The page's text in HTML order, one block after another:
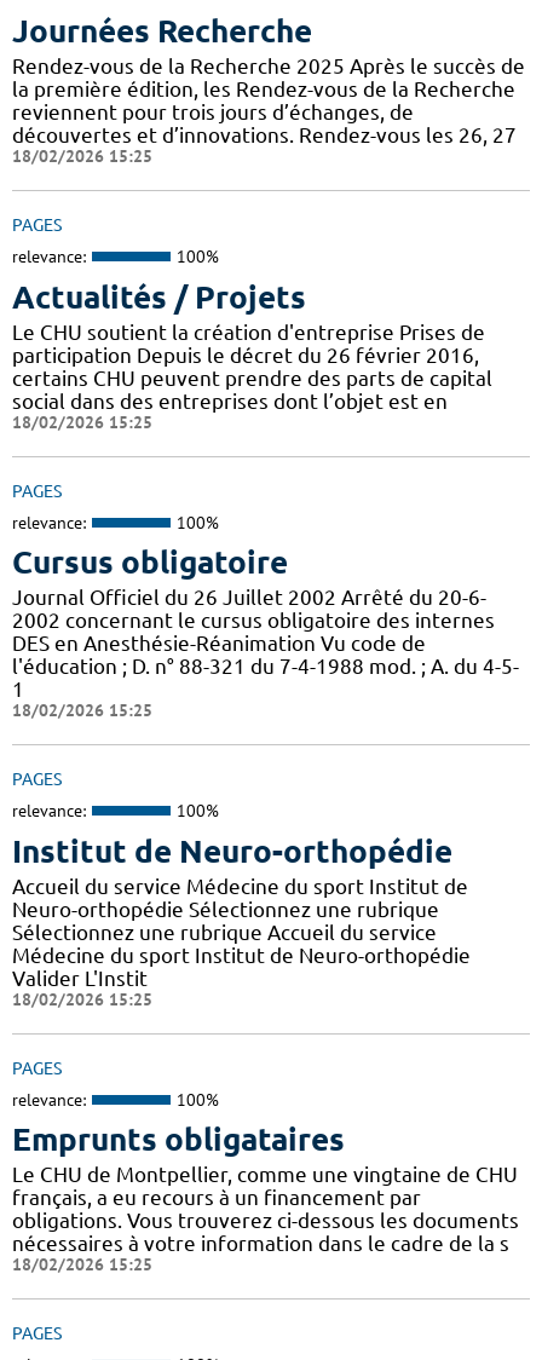
Journées Recherche
Rendez-vous de la Recherche 2025 Après le succès de
la première édition, les Rendez-vous de la Recherche
reviennent pour trois jours d’échanges, de
découvertes et d’innovations. Rendez-vous les 26, 27
18/02/2026 15:25
PAGES
relevance: 100%
Actualités / Projets
Le CHU soutient la création d'entreprise Prises de
participation Depuis le décret du 26 février 2016,
certains CHU peuvent prendre des parts de capital
social dans des entreprises dont l’objet est en
18/02/2026 15:25
PAGES
relevance: 100%
Cursus obligatoire
Journal Officiel du 26 Juillet 2002 Arrêté du 20-6-
2002 concernant le cursus obligatoire des internes
DES en Anesthésie-Réanimation Vu code de
l'éducation ; D. n° 88-321 du 7-4-1988 mod. ; A. du 4-5-
1
18/02/2026 15:25
PAGES
relevance: 100%
Institut de Neuro-orthopédie
Accueil du service Médecine du sport Institut de
Neuro-orthopédie Sélectionnez une rubrique
Sélectionnez une rubrique Accueil du service
Médecine du sport Institut de Neuro-orthopédie
Valider L'Instit
18/02/2026 15:25
PAGES
relevance: 100%
Emprunts obligataires
Le CHU de Montpellier, comme une vingtaine de CHU
français, a eu recours à un financement par
obligations. Vous trouverez ci-dessous les documents
nécessaires à votre information dans le cadre de la s
18/02/2026 15:25
PAGES